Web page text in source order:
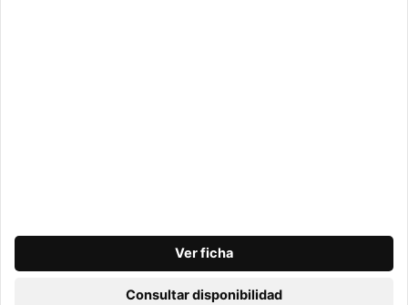
Ver ficha
Consultar disponibilidad